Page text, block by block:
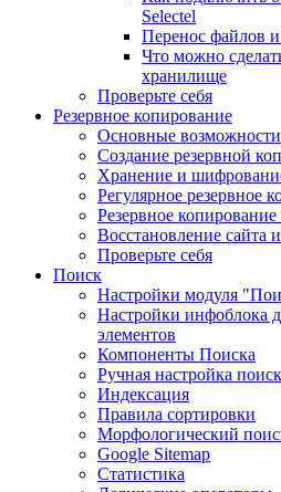
Selectel
Перенос файлов
Что можно
хранилище
Проверьте себя
Резервное копирование
Основные возможности
Создание резервной
Хранение и
Регулярное резервное
Резервное
Восстановление сайта
Проверьте себя
Поиск
Настройки модуля
Настройки инфоблока
элементов
Компоненты Поиска
Ручная настройка
Индексация
Правила сортировки
Морфологический
Google Sitemap
Статистика